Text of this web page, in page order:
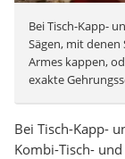
Bei Tisch-Kapp-
Sägen, mit
Armes kappen,
exakte
Bei Tisch-Kapp-
Kombi-Tisch-